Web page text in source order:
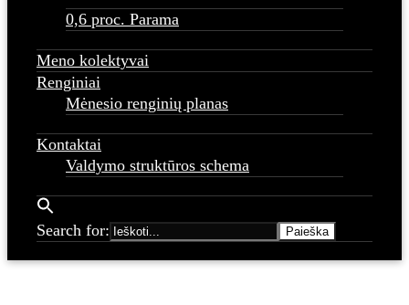
0,6 proc. Parama
Meno kolektyvai
Renginiai
Mėnesio renginių planas
Kontaktai
Valdymo struktūros schema
Search for: